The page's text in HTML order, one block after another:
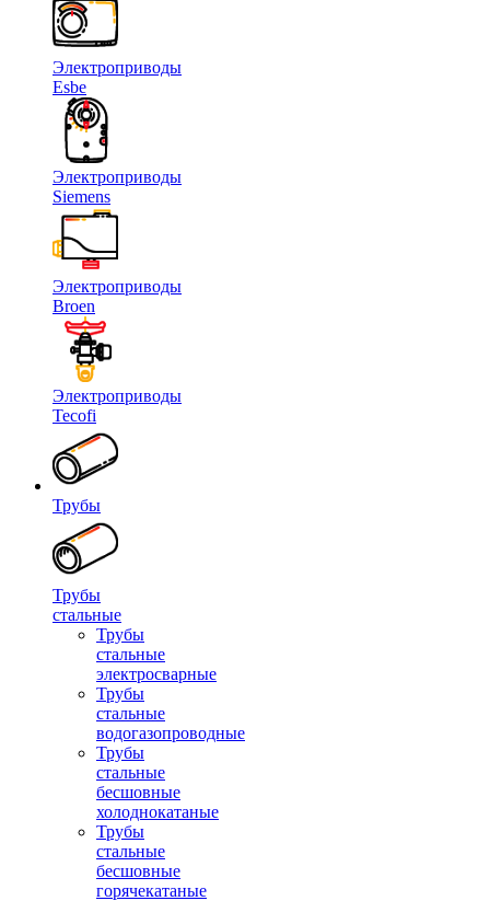
Электроприводы
Esbe
Электроприводы
Siemens
Электроприводы
Broen
Электроприводы
Tecofi
Трубы
Трубы
стальные
Трубы
стальные
электросварные
Трубы
стальные
водогазопроводные
Трубы
стальные
бесшовные
холоднокатаные
Трубы
стальные
бесшовные
горячекатаные